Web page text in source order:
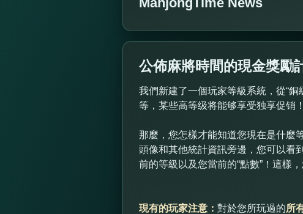
公佈麻將時間的現金獎勵
我們新建了一個玩家等級系統，從“
等，某些高等级将能够享受独享促销
那麼，您怎樣才能知道您現在是什麼
頭像和其他統計資訊旁邊，您可以看
前的等級以及您當前的“點數”！這樣
現有的玩家注意： 對於您所玩過的所